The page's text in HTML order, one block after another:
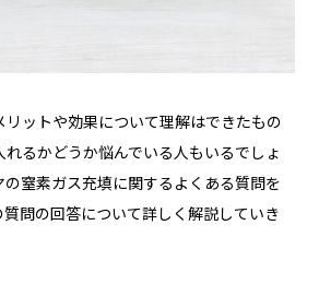
ットや効果について理解はできたもの
るかどうか悩んでいる人もいるでしょ
の窒素ガス充填に関するよくある質問を
問の回答について詳しく解説していき